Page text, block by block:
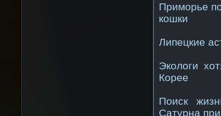
Приморье
кошки
Липецкие
Экологи
Корее
Поиск
Сатурна